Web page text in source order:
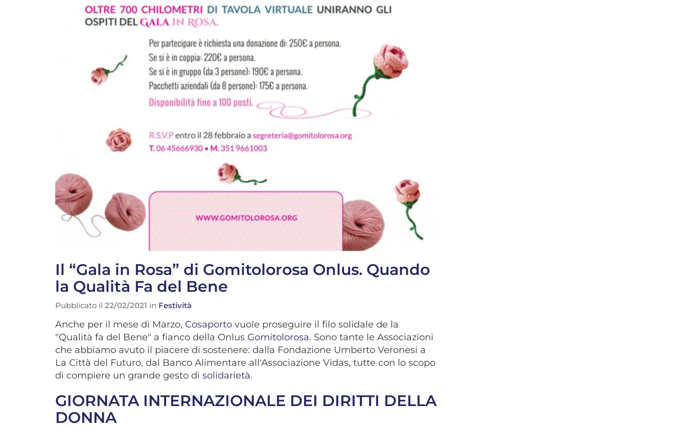
Il “Gala in Rosa” di Gomitolorosa Onlus. Quando
la Qualità Fa del Bene
Pubblicato il 22/02/2021 in Festività
Anche per il mese di Marzo, Cosaporto vuole proseguire il filo solidale de la
"Qualità fa del Bene" a fianco della Onlus Gomitolorosa. Sono tante le Associazioni
che abbiamo avuto il piacere di sostenere: dalla Fondazione Umberto Veronesi a
La Città del Futuro, dal Banco Alimentare all'Associazione Vidas, tutte con lo scopo
di compiere un grande gesto di solidarietà.
GIORNATA INTERNAZIONALE DEI DIRITTI DELLA
DONNA